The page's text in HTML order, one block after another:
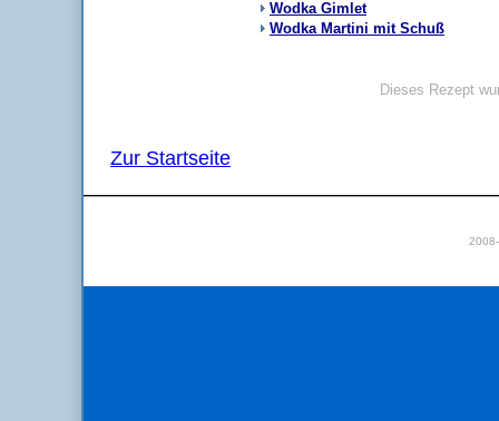
Wodka Gimlet
Wodka Martini mit Schuß
Dieses Rezept
Zur Startseite